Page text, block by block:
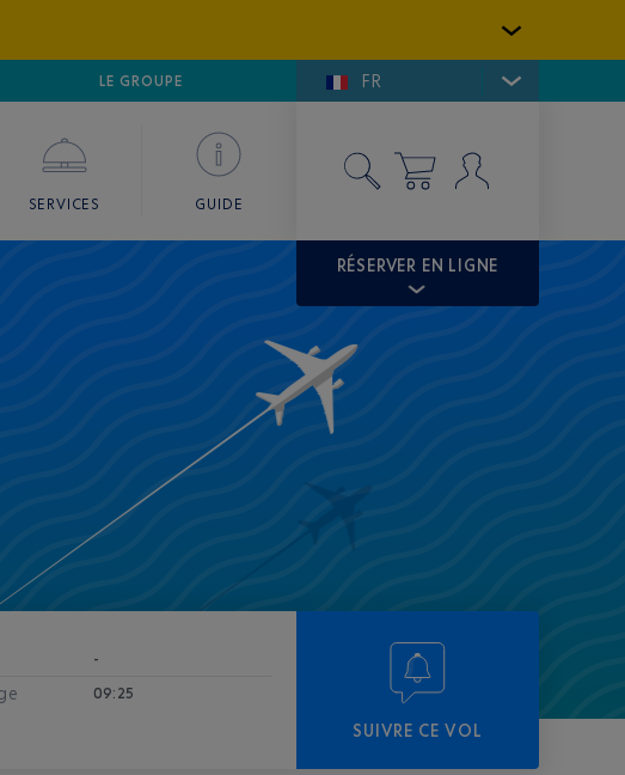
GOLFE DE SAINT-TROPEZ
LE GROUPE FR
SERVICES GUIDE
RÉSERVER EN LIGNE
-
09:25
SUIVRE CE VOL